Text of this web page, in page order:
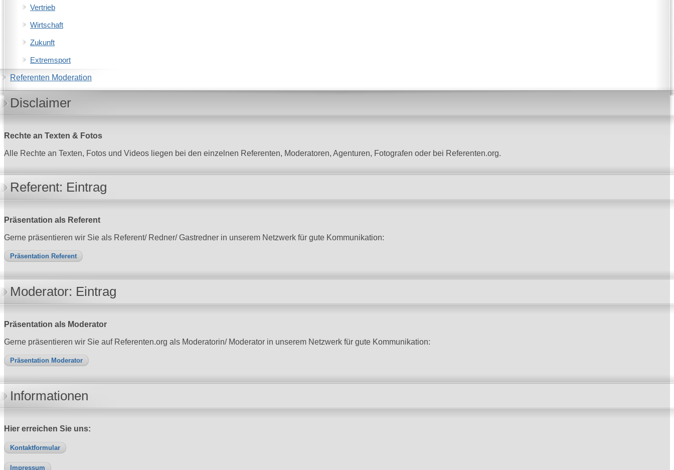
Vertrieb
Wirtschaft
Zukunft
Extremsport
Referenten Moderation
Disclaimer
Rechte an Texten & Fotos
Alle Rechte an Texten, Fotos und Videos liegen bei den einzelnen Referenten, Moderatoren, Agenturen, Fotografen oder bei Referenten.org.
Referent: Eintrag
Präsentation als Referent
Gerne präsentieren wir Sie als Referent/ Redner/ Gastredner in unserem Netzwerk für gute Kommunikation:
Präsentation Referent
Moderator: Eintrag
Präsentation als Moderator
Gerne präsentieren wir Sie auf Referenten.org als Moderatorin/ Moderator in unserem Netzwerk für gute Kommunikation:
Präsentation Moderator
Informationen
Hier erreichen Sie uns:
Kontaktformular
Impressum